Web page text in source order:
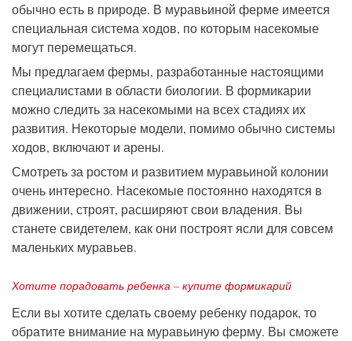
обычно есть в природе. В муравьиной ферме имеется
специальная система ходов, по которым насекомые
могут перемещаться.
Мы предлагаем фермы, разработанные настоящими
специалистами в области биологии. В формикарии
можно следить за насекомыми на всех стадиях их
развития. Некоторые модели, помимо обычно системы
ходов, включают и арены.
Смотреть за ростом и развитием муравьиной колонии
очень интересно. Насекомые постоянно находятся в
движении, строят, расширяют свои владения. Вы
станете свидетелем, как они построят ясли для совсем
маленьких муравьев.
Хотите порадовать ребенка – купите формикарий
Если вы хотите сделать своему ребенку подарок, то
обратите внимание на муравьиную ферму. Вы сможете